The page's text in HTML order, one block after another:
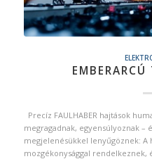
Precíz FAULHABER hajtások
megragadnak, egyensúlyoznak –
megjelenésükkel lenyűgöznek:
mozgékonysággal rendelkeznek,